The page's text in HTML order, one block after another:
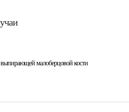
выпирающей малоберцовой кости